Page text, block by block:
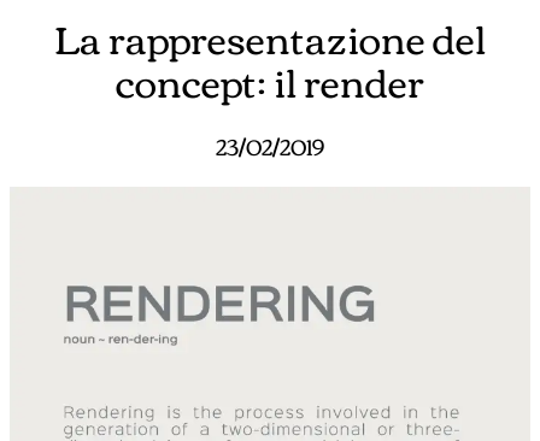
La rappresentazione del
concept: il render
23/02/2019